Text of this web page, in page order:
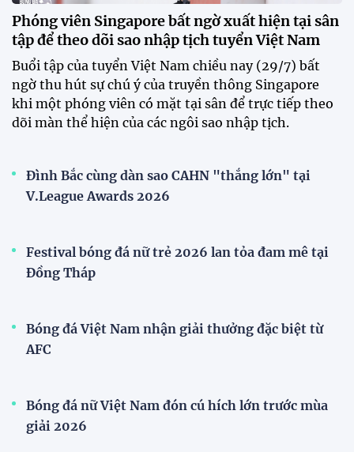
CLB Sông Lam Nghệ An chính thức có nhà tài trợ
mới
Tiền đạo Đình Bắc chốt tương lai sau tin đồn sang
Nhật Bản thi đấu
ĐKVĐ Cúp Quốc gia chiêu mộ sao trẻ của ĐT Việt
Đội tuyển Việt Nam